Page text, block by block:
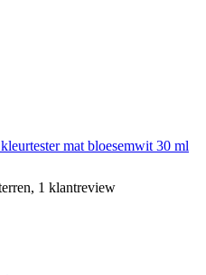
mat bloesemwit 30 ml
1 klantreview